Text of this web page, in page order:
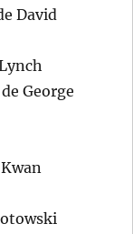
David
George